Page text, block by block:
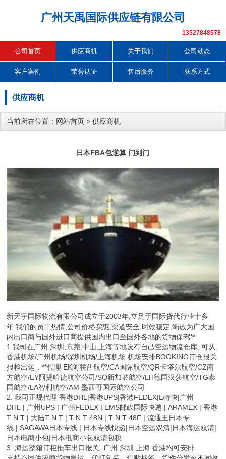
广州天禹国际供应链有限公司
13527848578
公司首页 供应商机 关于我们 公司动态
客户案例 荣誉认证 售后服务 联系方式
供应商机
当前所在位置： 网站首页 > 供应商机
日本FBA包逆算 门到门
新天宇国际物流有限公司成立于2003年,立足于国际货代行业十多
年 我们的员工热情,公司价格实惠,渠道安全,时效稳定,竭诚为广大国
内出口商与国外进口商提供国内出口至国外各地的货物保驾**
1.我司在广州,深圳,东莞,中山,上海等地设有自己空运物流仓库; 可从
香港机场/广州机场/深圳机场/上海机场 机场安排BOOKING订仓报关
报检出运，**代理 EK阿联酋航空/CA国际航空/QR卡塔尔航空/CZ南
方航空/EY阿提哈德航空公司/SQ新加坡航空/LH德国汉莎航空/TG泰
国航空/LA智利航空/AM 墨西哥国际航空公司
2. 我司正规代理 香港DHL|香港UPS|香港FEDEX|E特快|广州
DHL | 广州UPS | 广州FEDEX | EMS邮政国际快递 | ARAMEX | 香港
T N T | 大陆T N T | T N T 48N | T N T 48F | 流通王日本专
线 | SAGAWA日本专线 | 日本专线快递|日本空运双清|日本海运双清|
日本电商小包|日本电商小包双清包税
3. 海运整箱订柜拖车出口报关: 广州 深圳 上海 香港均可安排